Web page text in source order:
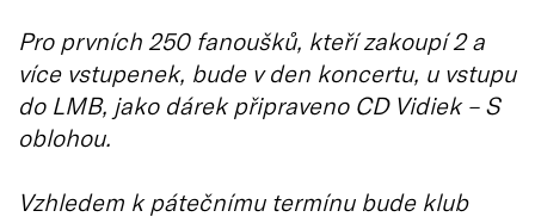
Pro prvních 250 fanoušků, kteří zakoupí 2 a
více vstupenek, bude v den koncertu, u vstupu
do LMB, jako dárek připraveno CD Vidiek – S
oblohou.
Vzhledem k pátečnímu termínu bude klub